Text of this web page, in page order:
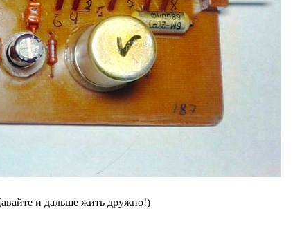
и дальше жить дружно!)